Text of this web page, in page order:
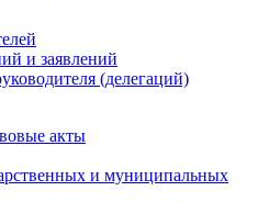
и заявлений
(делегаций)
акты
и муниципальных